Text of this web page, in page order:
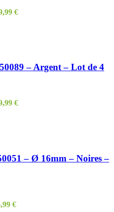
€
– Argent – Lot de 4
€
– Ø 16mm – Noires –
€